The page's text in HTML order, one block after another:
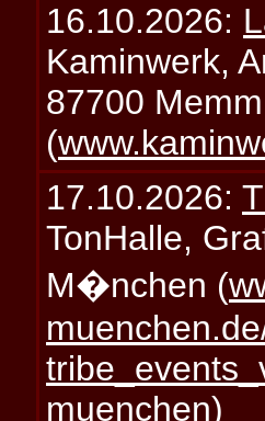
16.10.2026:
Kaminwerk,
87700
(
17.10.2026:
TonHalle,
M�nchen (
muenchen)